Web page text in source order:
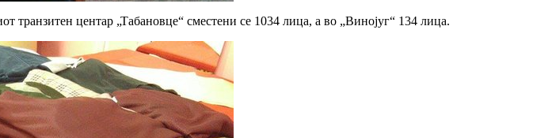
транзитен центар „Табановце“ сместени се 1034 лица, а во „Винојуг“ 134 лица.